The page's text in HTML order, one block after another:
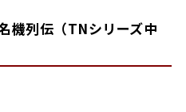
機列伝（TNシリーズ中